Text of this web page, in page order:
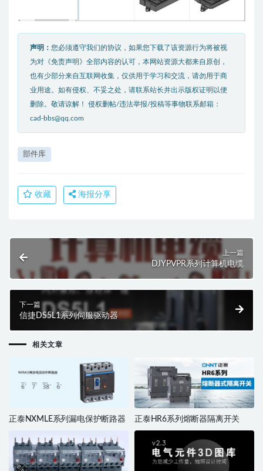
声明： 您必须遵守我们的协议，如果您下载了该资源行为将被视
为对《免责声明》全部内容的认可，本网站资源大都来自原创，
也有少部分来自互联网收集，仅供用于学习和交流，请勿用于商
业用途。如有侵权、不妥之处，请联系站长并出示版权证明以便
删除。敬请谅解！ 侵权删帖/违法举报/投稿等事物联系邮箱：
cad-bbs@qq.com
部件库
收藏 海报分享
上一篇
DJYPVPR系列计算机电缆
下一篇
信捷DS5L1系列伺服驱动器
相关文章
正泰NXMLE系列漏电保护断路器 正泰HR6系列熔断器隔离开关